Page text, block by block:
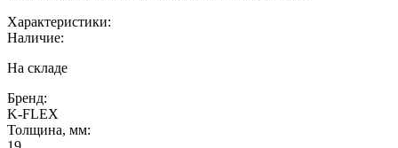
Характеристики:
Наличие:
На складе
Бренд:
K-FLEX
Толщина, мм: